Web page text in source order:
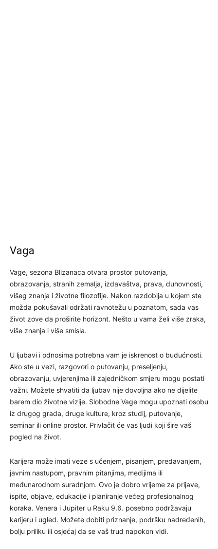
Vaga
Vage, sezona Blizanaca otvara prostor putovanja,
obrazovanja, stranih zemalja, izdavaštva, prava, duhovnosti,
višeg znanja i životne filozofije. Nakon razdoblja u kojem ste
možda pokušavali održati ravnotežu u poznatom, sada vas
život zove da proširite horizont. Nešto u vama želi više zraka,
više znanja i više smisla.
U ljubavi i odnosima potrebna vam je iskrenost o budućnosti.
Ako ste u vezi, razgovori o putovanju, preseljenju,
obrazovanju, uvjerenjima ili zajedničkom smjeru mogu postati
važni. Možete shvatiti da ljubav nije dovoljna ako ne dijelite
barem dio životne vizije. Slobodne Vage mogu upoznati osobu
iz drugog grada, druge kulture, kroz studij, putovanje,
seminar ili online prostor. Privlačit će vas ljudi koji šire vaš
pogled na život.
Karijera može imati veze s učenjem, pisanjem, predavanjem,
javnim nastupom, pravnim pitanjima, medijima ili
međunarodnom suradnjom. Ovo je dobro vrijeme za prijave,
ispite, objave, edukacije i planiranje većeg profesionalnog
koraka. Venera i Jupiter u Raku 9.6. posebno podržavaju
karijeru i ugled. Možete dobiti priznanje, podršku nadređenih,
bolju priliku ili osjećaj da se vaš trud napokon vidi.